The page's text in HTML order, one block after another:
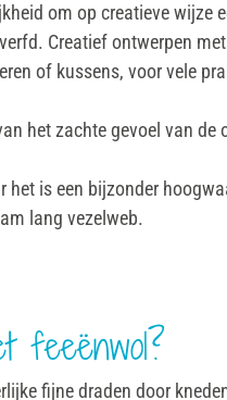
om op creatieve wijze
Creatief ontwerpen
of kussens, voor vele
het zachte gevoel van
het is een bijzonder
lang vezelweb.
feeënwol?
fijne draden door